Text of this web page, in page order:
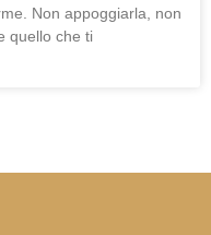
Non appoggiarla, non
quello che ti